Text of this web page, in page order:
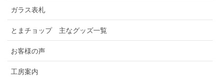
ガラス表札
とまチョップ 主なグッズ一覧
お客様の声
工房案内